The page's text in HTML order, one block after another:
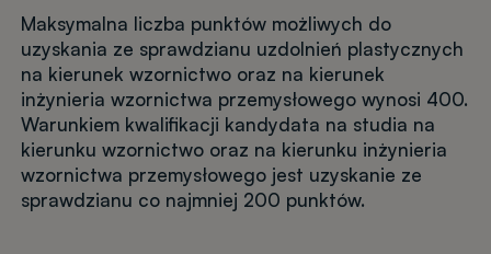
Maksymalna liczba punktów możliwych do
uzyskania ze sprawdzianu uzdolnień plastycznych
na kierunek wzornictwo oraz na kierunek
inżynieria wzornictwa przemysłowego wynosi 400.
Warunkiem kwalifikacji kandydata na studia na
kierunku wzornictwo oraz na kierunku inżynieria
wzornictwa przemysłowego jest uzyskanie ze
sprawdzianu co najmniej 200 punktów.